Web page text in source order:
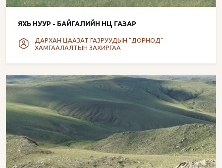
ЯХЬ НУУР - БАЙГАЛИЙН НӨӨЦ ГАЗАР
ДАРХАН ЦААЗАТ ГАЗРУУДЫН "ДОРНОД"
ХАМГААЛАЛТЫН ЗАХИРГАА